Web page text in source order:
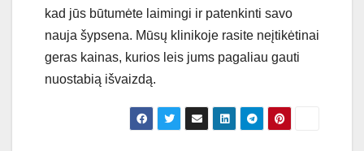
kad jūs būtumėte laimingi ir patenkinti savo
nauja šypsena. Mūsų klinikoje rasite neįtikėtinai
geras kainas, kurios leis jums pagaliau gauti
nuostabią išvaizdą.